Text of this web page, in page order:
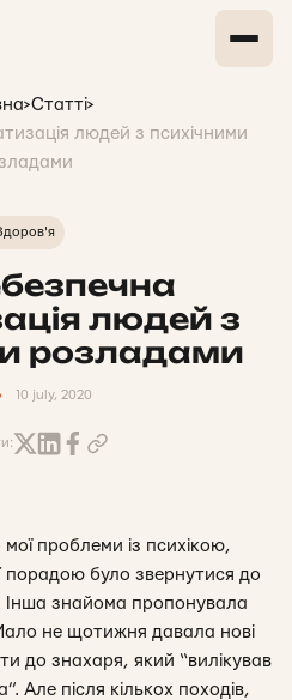
>Статті>
людей з психічними
людей з
розладами
10 july, 2020
проблеми із психікою,
порадою було звернутися до
Інша знайома пропонувала
не щотижня давала нові
до знахаря, який “вилікував
Але після кількох походів,